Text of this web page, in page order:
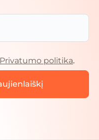
Privatumo politika.